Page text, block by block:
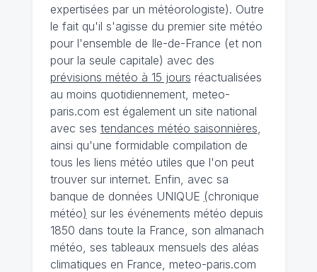
expertisées par un météorologiste). Outre
le fait qu'il s'agisse du premier site météo
pour l'ensemble de Ile-de-France (et non
pour la seule capitale) avec des
prévisions météo à 15 jours réactualisées
au moins quotidiennement, meteo-
paris.com est également un site national
avec ses tendances météo saisonnières
ainsi qu'une formidable compilation de
tous les liens météo utiles que l'on peut
trouver sur internet. Enfin, avec sa
banque de données UNIQUE (chronique
météo) sur les événements météo depuis
1850 dans toute la France, son almanach
météo, ses tableaux mensuels des aléas
climatiques en France, meteo-paris.com